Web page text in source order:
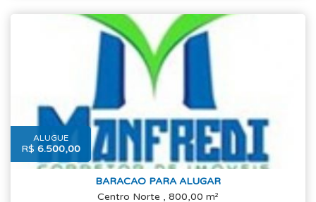
ALUGUE
R$ 6.500,00
BARACAO PARA ALUGAR
Centro Norte , 800,00 m²